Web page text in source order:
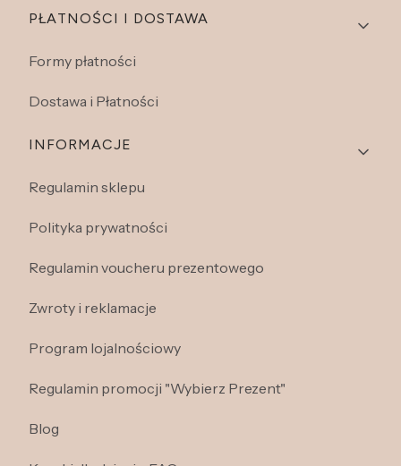
PŁATNOŚCI I DOSTAWA
Formy płatności
Dostawa i Płatności
INFORMACJE
Regulamin sklepu
Polityka prywatności
Regulamin voucheru prezentowego
Zwroty i reklamacje
Program lojalnościowy
Regulamin promocji "Wybierz Prezent"
Blog